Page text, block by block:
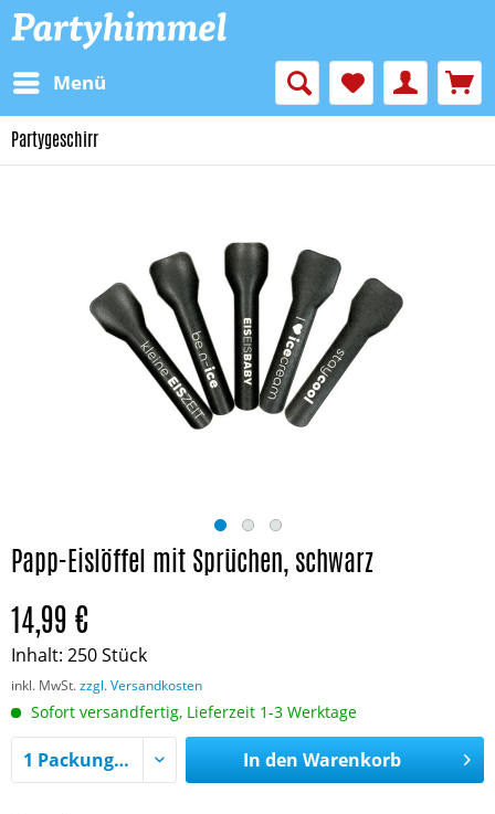
Menü
Partygeschirr
Papp-Eislöffel mit Sprüchen, schwarz
14,99 €
Inhalt: 250 Stück
inkl. MwSt.zzgl. Versandkosten
Sofort versandfertig, Lieferzeit 1-3 Werktage
In den Warenkorb